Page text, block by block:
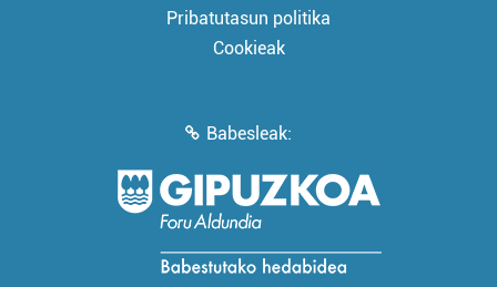
Pribatutasun politika
Cookieak
Babesleak: